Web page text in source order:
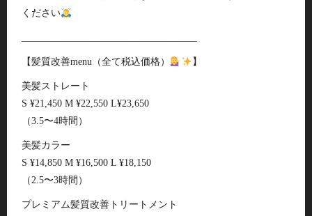
ください
【髪質改善menu（全て税込価格） 】
美髪ストレート
S ¥21,450 M ¥22,550 L¥23,650
（3.5〜4時間）
美髪カラー
S ¥14,850 M ¥16,500 L ¥18,150
（2.5〜3時間）
プレミアム髪質改善トリートメント